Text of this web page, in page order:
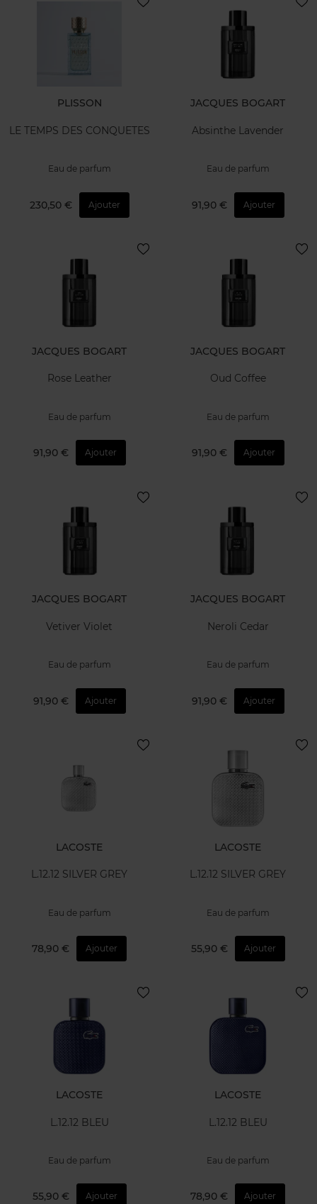
PLISSON
LE TEMPS DES CONQUETES
Eau de parfum
230,50 € Ajouter
JACQUES BOGART
Absinthe Lavender
Eau de parfum
91,90 € Ajouter
JACQUES BOGART
Rose Leather
Eau de parfum
91,90 € Ajouter
JACQUES BOGART
Oud Coffee
Eau de parfum
91,90 € Ajouter
JACQUES BOGART
Vetiver Violet
Eau de parfum
91,90 € Ajouter
JACQUES BOGART
Neroli Cedar
Eau de parfum
91,90 € Ajouter
LACOSTE
L.12.12 SILVER GREY
Eau de parfum
78,90 € Ajouter
LACOSTE
L.12.12 SILVER GREY
Eau de parfum
55,90 € Ajouter
LACOSTE
L.12.12 BLEU
Eau de parfum
55,90 € Ajouter
LACOSTE
L.12.12 BLEU
Eau de parfum
78,90 € Ajouter